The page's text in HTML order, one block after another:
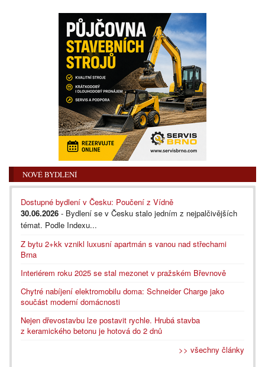
NOVÉ BYDLENÍ
Dostupné bydlení v Česku: Poučení z Vídně
30.06.2026 - Bydlení se v Česku stalo jedním z nejpalčivějších
témat. Podle Indexu...
Z bytu 2+kk vznikl luxusní apartmán s vanou nad střechami
Brna
Interiérem roku 2025 se stal mezonet v pražském Břevnově
Chytré nabíjení elektromobilu doma: Schneider Charge jako
součást moderní domácnosti
Nejen dřevostavbu lze postavit rychle. Hrubá stavba
z keramického betonu je hotová do 2 dnů
>> všechny články